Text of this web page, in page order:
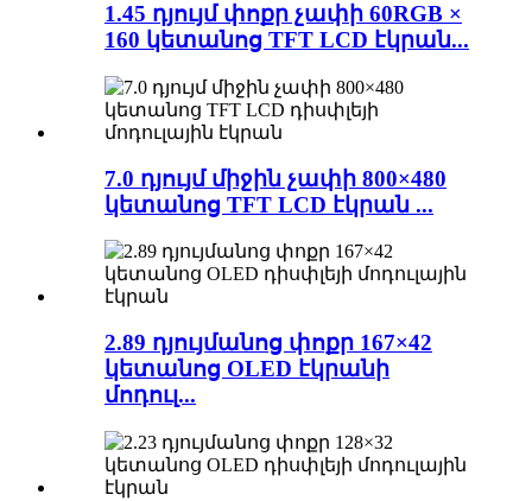
1.45 դյույմ փոքր չափի 60RGB ×
160 կետանոց TFT LCD էկրան...
7.0 դյույմ միջին չափի 800×480
կետանոց TFT LCD էկրան ...
2.89 դյույմանոց փոքր 167×42
կետանոց OLED էկրանի
մոդուլ...